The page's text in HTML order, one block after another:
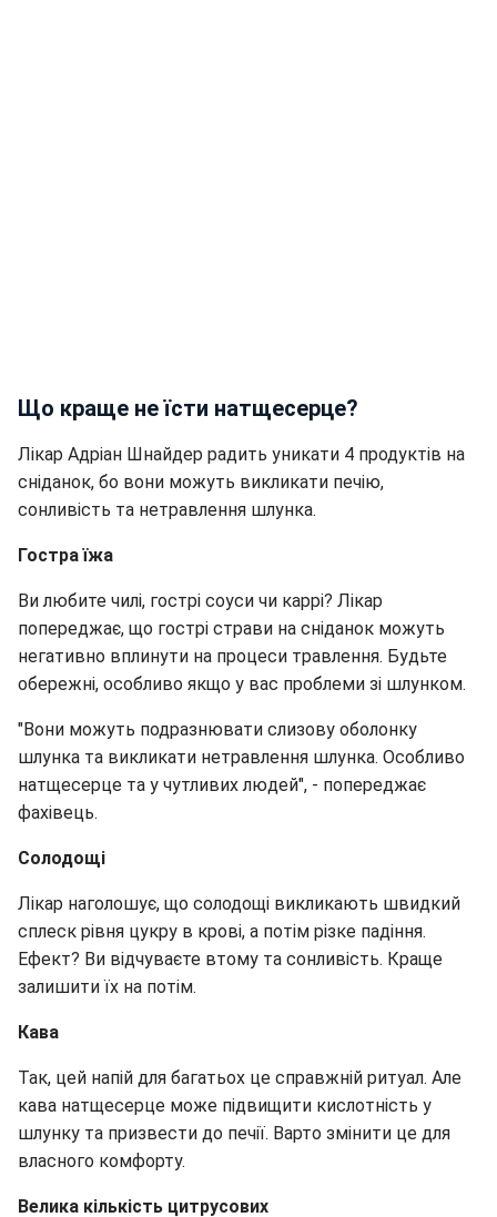
Що краще не їсти натщесерце?
Лікар Адріан Шнайдер радить уникати 4 продуктів на
сніданок, бо вони можуть викликати печію,
сонливість та нетравлення шлунка.
Гостра їжа
Ви любите чилі, гострі соуси чи каррі? Лікар
попереджає, що гострі страви на сніданок можуть
негативно вплинути на процеси травлення. Будьте
обережні, особливо якщо у вас проблеми зі шлунком.
"Вони можуть подразнювати слизову оболонку
шлунка та викликати нетравлення шлунка. Особливо
натщесерце та у чутливих людей", - попереджає
фахівець.
Солодощі
Лікар наголошує, що солодощі викликають швидкий
сплеск рівня цукру в крові, а потім різке падіння.
Ефект? Ви відчуваєте втому та сонливість. Краще
залишити їх на потім.
Кава
Так, цей напій для багатьох це справжній ритуал. Але
кава натщесерце може підвищити кислотність у
шлунку та призвести до печії. Варто змінити це для
власного комфорту.
Велика кількість цитрусових